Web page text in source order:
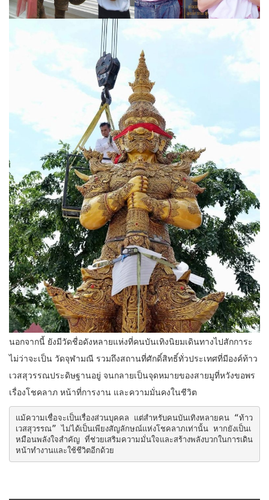
นอกจากนี้ ยังมีวัดชื่อดังหลายแห่งที่คนบันเทิงนิยมเดินทางไปสักการะ
ไม่ว่าจะเป็น วัดจุฬามณี รวมถึงสถานที่ศักดิ์สิทธิ์ทั่วประเทศที่มีองค์ท้าว
เวสสุวรรณประดิษฐานอยู่ จนกลายเป็นจุดหมายของสายมูที่หวังขอพร
เรื่องโชคลาภ หน้าที่การงาน และความมั่นคงในชีวิต
แม้ความเชื่อจะเป็นเรื่องส่วนบุคคล แต่สำหรับคนบันเทิงหลายคน “ท้าว
เวสสุวรรณ” ไม่ได้เป็นเพียงสัญลักษณ์แห่งโชคลาภเท่านั้น หากยังเป็นเ
หมือนพลังใจสำคัญ ที่ช่วยเสริมความมั่นใจและสร้างพลังบวกในการเดิน
หน้าทำงานและใช้ชีวิตอีกด้วย